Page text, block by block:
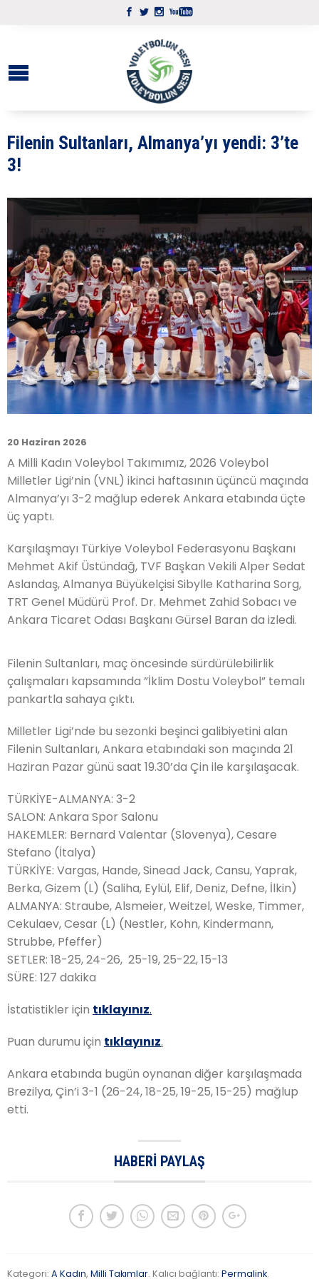
Filenin Sultanları, Almanya’yı yendi: 3’te
3!
20 Haziran 2026
A Milli Kadın Voleybol Takımımız, 2026 Voleybol
Milletler Ligi’nin (VNL) ikinci haftasının üçüncü maçında
Almanya’yı 3-2 mağlup ederek Ankara etabında üçte
üç yaptı.
Karşılaşmayı Türkiye Voleybol Federasyonu Başkanı
Mehmet Akif Üstündağ, TVF Başkan Vekili Alper Sedat
Aslandaş, Almanya Büyükelçisi Sibylle Katharina Sorg,
TRT Genel Müdürü Prof. Dr. Mehmet Zahid Sobacı ve
Ankara Ticaret Odası Başkanı Gürsel Baran da izledi.
Filenin Sultanları, maç öncesinde sürdürülebilirlik
çalışmaları kapsamında ”İklim Dostu Voleybol” temalı
pankartla sahaya çıktı.
Milletler Ligi’nde bu sezonki beşinci galibiyetini alan
Filenin Sultanları, Ankara etabındaki son maçında 21
Haziran Pazar günü saat 19.30’da Çin ile karşılaşacak.
TÜRKİYE-ALMANYA: 3-2
SALON: Ankara Spor Salonu
HAKEMLER: Bernard Valentar (Slovenya), Cesare
Stefano (İtalya)
TÜRKİYE: Vargas, Hande, Sinead Jack, Cansu, Yaprak,
Berka, Gizem (L) (Saliha, Eylül, Elif, Deniz, Defne, İlkin)
ALMANYA: Straube, Alsmeier, Weitzel, Weske, Timmer,
Cekulaev, Cesar (L) (Nestler, Kohn, Kindermann,
Strubbe, Pfeffer)
SETLER: 18-25, 24-26, 25-19, 25-22, 15-13
SÜRE: 127 dakika
İstatistikler için tıklayınız.
Puan durumu için tıklayınız.
Ankara etabında bugün oynanan diğer karşılaşmada
Brezilya, Çin’i 3-1 (26-24, 18-25, 19-25, 15-25) mağlup
etti.
HABERI PAYLAŞ
Kategori: A Kadın, Milli Takımlar. Kalıcı bağlantı: Permalink.